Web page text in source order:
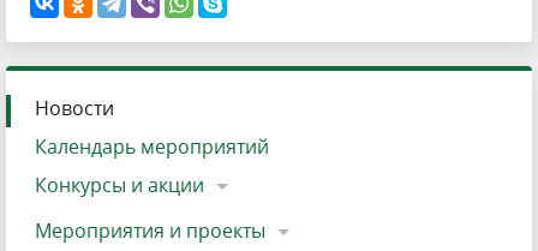
Новости
Календарь мероприятий
Конкурсы и акции
Мероприятия и проекты